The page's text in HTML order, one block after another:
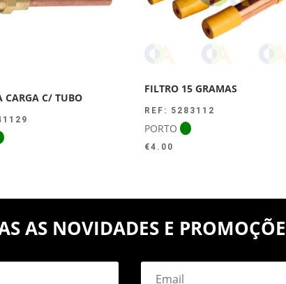
CARGA C/ TUBO
FILTRO 15 GRAMAS
REF: 5283112
PORTO
€4.00
AS NOVIDADES E